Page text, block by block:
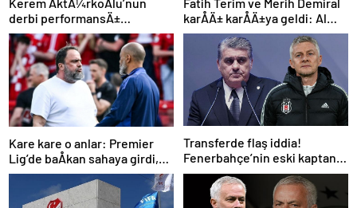
derbi performansÄ±
Portekiz’i bÃ¼yÃ¼ledi:
“Harry Potter Ã§Ä±ldÄ±rttÄ±!”
karÅÄ± karÅÄ±ya geldi: Al
Shabab, Al Ahli’yi maÄlup etti
Kare kare o anlar: Premier
Lig’de baÅkan sahaya girdi,
teknik direktÃ¶rÃ¼
azarladÄ±!
Transferde flaş iddia!
Fenerbahçe’nin eski kaptanı
Beşiktaş’a önerildi